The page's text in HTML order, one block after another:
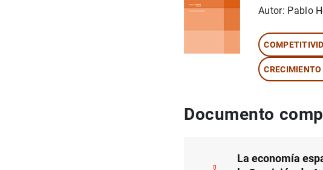
Autor: Pablo
Documento
La economía